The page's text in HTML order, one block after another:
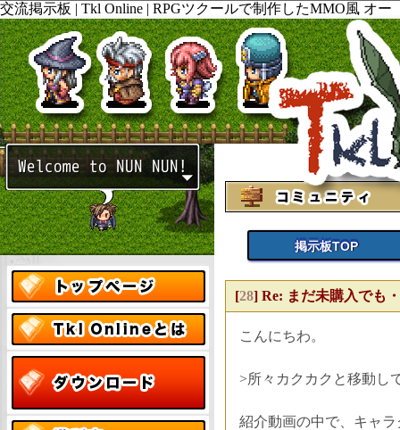
交流掲示板 | Tkl Online | RPGツクールで制作したMMO風 オー
プンワールド ロールプレイング PCゲームの ダウンロードと販
売。開発ブログやtwitterも随時更新してますので見て下さい。
掲示板TOP
[28] Re: まだ未購入で
こんにちわ。
>所々カクカクと移動し
紹介動画の中で、キャ